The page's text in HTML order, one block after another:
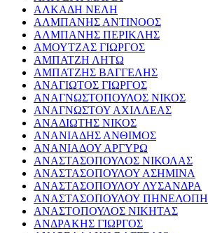
ΑΛΚΑΔΗ ΝΕΛΗ
ΑΛΜΠΑΝΗΣ ΑΝΤΙΝΟΟΣ
ΑΛΜΠΑΝΗΣ ΠΕΡΙΚΛΗΣ
ΑΜΟΥΤΖΑΣ ΓΙΩΡΓΟΣ
ΑΜΠΑΤΖΗ ΛΗΤΩ
ΑΜΠΑΤΖΗΣ ΒΑΓΓΕΛΗΣ
ΑΝΑΓΙΩΤΟΣ ΓΙΩΡΓΟΣ
ΑΝΑΓΝΩΣΤΟΠΟΥΛΟΣ ΝΙΚΟΣ
ΑΝΑΓΝΩΣΤΟΥ ΑΧΙΛΛΕΑΣ
ΑΝΑΔΙΩΤΗΣ ΝΙΚΟΣ
ΑΝΑΝΙΑΔΗΣ ΑΝΘΙΜΟΣ
ΑΝΑΝΙΑΔΟΥ ΑΡΓΥΡΩ
ΑΝΑΣΤΑΣΟΠΟΥΛΟΣ ΝΙΚΟΛΑΣ
ΑΝΑΣΤΑΣΟΠΟΥΛΟΥ ΑΣΗΜΙΝΑ
ΑΝΑΣΤΑΣΟΠΟΥΛΟΥ ΛΥΣΑΝΔΡΑ
ΑΝΑΣΤΑΣΟΠΟΥΛΟΥ ΠΗΝΕΛΟΠΗ
ΑΝΑΣΤΟΠΟΥΛΟΣ ΝΙΚΗΤΑΣ
ΑΝΔΡΑΚΗΣ ΓΙΩΡΓΟΣ